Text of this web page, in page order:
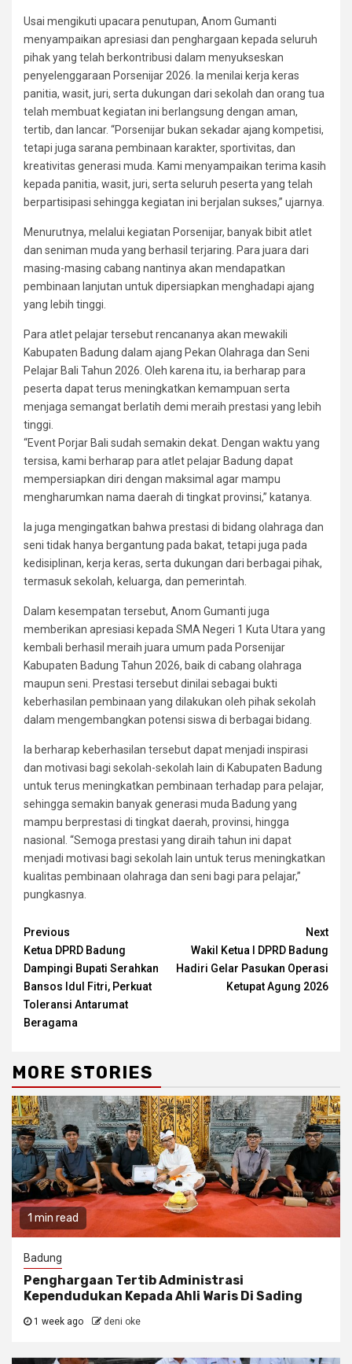
Usai mengikuti upacara penutupan, Anom Gumanti
menyampaikan apresiasi dan penghargaan kepada seluruh
pihak yang telah berkontribusi dalam menyukseskan
penyelenggaraan Porsenijar 2026. Ia menilai kerja keras
panitia, wasit, juri, serta dukungan dari sekolah dan orang tua
telah membuat kegiatan ini berlangsung dengan aman,
tertib, dan lancar. “Porsenijar bukan sekadar ajang kompetisi,
tetapi juga sarana pembinaan karakter, sportivitas, dan
kreativitas generasi muda. Kami menyampaikan terima kasih
kepada panitia, wasit, juri, serta seluruh peserta yang telah
berpartisipasi sehingga kegiatan ini berjalan sukses,” ujarnya.
Menurutnya, melalui kegiatan Porsenijar, banyak bibit atlet
dan seniman muda yang berhasil terjaring. Para juara dari
masing-masing cabang nantinya akan mendapatkan
pembinaan lanjutan untuk dipersiapkan menghadapi ajang
yang lebih tinggi.
Para atlet pelajar tersebut rencananya akan mewakili
Kabupaten Badung dalam ajang Pekan Olahraga dan Seni
Pelajar Bali Tahun 2026. Oleh karena itu, ia berharap para
peserta dapat terus meningkatkan kemampuan serta
menjaga semangat berlatih demi meraih prestasi yang lebih
tinggi.
“Event Porjar Bali sudah semakin dekat. Dengan waktu yang
tersisa, kami berharap para atlet pelajar Badung dapat
mempersiapkan diri dengan maksimal agar mampu
mengharumkan nama daerah di tingkat provinsi,” katanya.
Ia juga mengingatkan bahwa prestasi di bidang olahraga dan
seni tidak hanya bergantung pada bakat, tetapi juga pada
kedisiplinan, kerja keras, serta dukungan dari berbagai pihak,
termasuk sekolah, keluarga, dan pemerintah.
Dalam kesempatan tersebut, Anom Gumanti juga
memberikan apresiasi kepada SMA Negeri 1 Kuta Utara yang
kembali berhasil meraih juara umum pada Porsenijar
Kabupaten Badung Tahun 2026, baik di cabang olahraga
maupun seni. Prestasi tersebut dinilai sebagai bukti
keberhasilan pembinaan yang dilakukan oleh pihak sekolah
dalam mengembangkan potensi siswa di berbagai bidang.
Ia berharap keberhasilan tersebut dapat menjadi inspirasi
dan motivasi bagi sekolah-sekolah lain di Kabupaten Badung
untuk terus meningkatkan pembinaan terhadap para pelajar,
sehingga semakin banyak generasi muda Badung yang
mampu berprestasi di tingkat daerah, provinsi, hingga
nasional. “Semoga prestasi yang diraih tahun ini dapat
menjadi motivasi bagi sekolah lain untuk terus meningkatkan
kualitas pembinaan olahraga dan seni bagi para pelajar,”
pungkasnya.
Continue
Reading
Previous
Ketua DPRD Badung
Dampingi Bupati Serahkan
Bansos Idul Fitri, Perkuat
Toleransi Antarumat
Beragama
Next
Wakil Ketua I DPRD Badung
Hadiri Gelar Pasukan Operasi
Ketupat Agung 2026
MORE STORIES
1 min read
Badung
Penghargaan Tertib Administrasi
Kependudukan Kepada Ahli Waris Di Sading
1 week ago deni oke